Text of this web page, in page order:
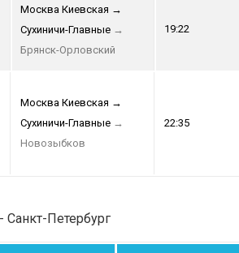
Москва Киевская →
Сухиничи-Главные →
Брянск-Орловский
19:22
Москва Киевская →
Сухиничи-Главные →
Новозыбков
22:35
Санкт-Петербург